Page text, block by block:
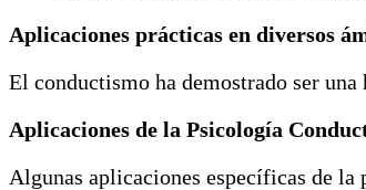
Aplicaciones prácticas en diversos
El conductismo ha demostrado ser
Aplicaciones de la Psicología
Algunas aplicaciones específicas de